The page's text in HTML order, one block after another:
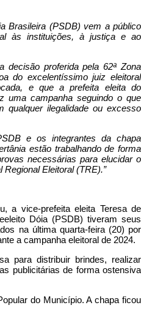
Brasileira (PSDB) vem a público
às instituições, à justiça e ao
decisão proferida pela 62ª Zona
do excelentíssimo juiz eleitoral
e que a prefeita eleita do
uma campanha seguindo o que
qualquer ilegalidade ou excesso
e os integrantes da chapa
estão trabalhando de forma
necessárias para elucidar o
Eleitoral (TRE).”
a vice-prefeita eleita Teresa de
Dóia (PSDB) tiveram seus
na última quarta-feira (20) por
a campanha eleitoral de 2024.
para distribuir brindes, realizar
publicitárias de forma ostensiva
do Município. A chapa ficou